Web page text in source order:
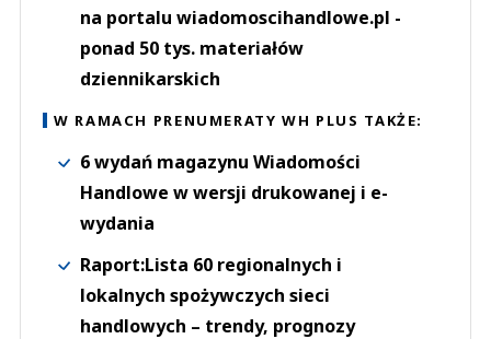
na portalu wiadomoscihandlowe.pl -
ponad 50 tys. materiałów
dziennikarskich
W RAMACH PRENUMERATY WH PLUS TAKŻE:
6 wydań magazynu Wiadomości
Handlowe w wersji drukowanej i e-
wydania
Raport:Lista 60 regionalnych i
lokalnych spożywczych sieci
handlowych – trendy, prognozy